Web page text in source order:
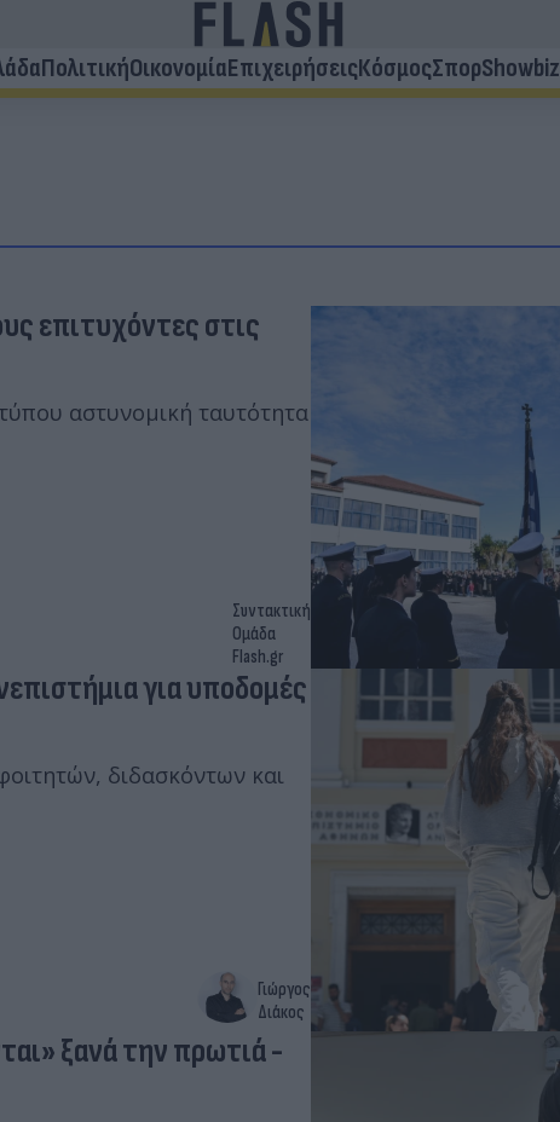
ΠολιτικήΟικονομίαΕπιχειρήσειςΚόσμοςΣπορShowbiz
επιτυχόντες στις
αστυνομική ταυτότητα
Συντακτική
Ομάδα
Flash.gr
για υποδομές
διδασκόντων και
Γιώργος
Διάκος
ξανά την πρωτιά -